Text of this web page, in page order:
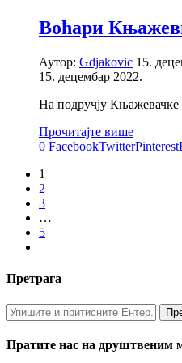
Воћари
Аутор: Gdjakovic 15.
15. децембар 2022.
На подручју
Прочитајте више
0 FacebookTwitterPinterest
1
2
3
…
5
Претрага
Пратите нас на друштвеним